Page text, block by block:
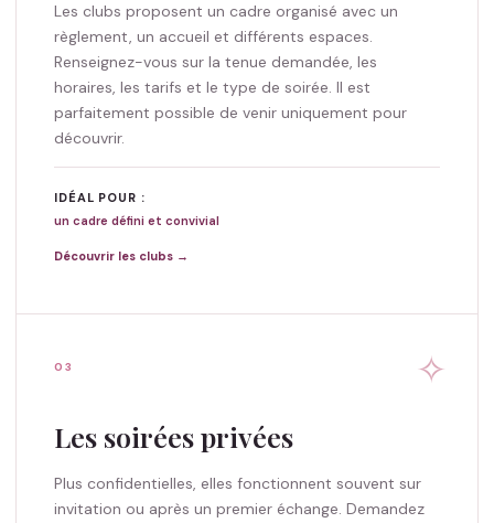
Les clubs proposent un cadre organisé avec un
règlement, un accueil et différents espaces.
Renseignez-vous sur la tenue demandée, les
horaires, les tarifs et le type de soirée. Il est
parfaitement possible de venir uniquement pour
découvrir.
IDÉAL POUR :
un cadre défini et convivial
Découvrir les clubs →
✧
03
Les soirées privées
Plus confidentielles, elles fonctionnent souvent sur
invitation ou après un premier échange. Demandez